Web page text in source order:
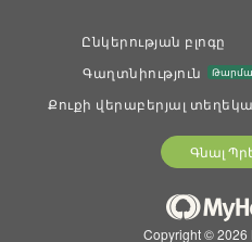
Ընկերության բլոգը
Գաղտնիություն
Քուքի վերաբերյալ
Գնալ
Copyright © 2026